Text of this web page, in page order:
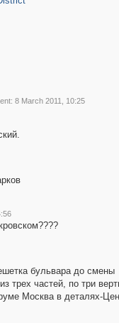
8 March 2011, 10:25
бульвара до смены
трех частей, по три
Москва в деталях-